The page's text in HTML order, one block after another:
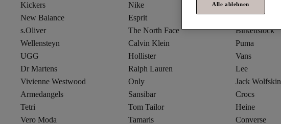
Kickers Nike
adidas
New Balance
Esprit
s.Oliver
The North Face
Birkenstock
Wellensteyn
Calvin Klein
Puma
UGG
Hollister
Vans
Dr Martens
Ralph Lauren
Lee
Vivienne Westwood
Only
Jack Wolfskin
Armedangels
Sansibar
Crocs
Tetri
Tom Tailor
Heine
Vero Moda
Tamaris
Converse
Alle ablehnen